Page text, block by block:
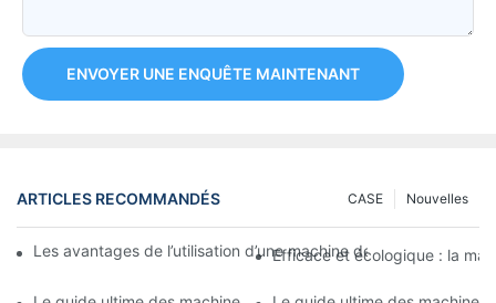
ENVOYER UNE ENQUÊTE MAINTENANT
ARTICLES RECOMMANDÉS Nouvelles
CASE
Les avantages de l’utilisation d’une machine de remplissage
Efficace et écologique : la